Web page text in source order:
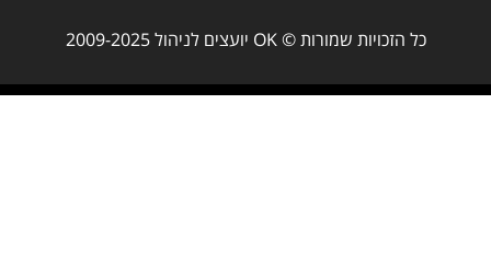
כל הזכויות שמורות © OK יועצים לניהול 2009-2025